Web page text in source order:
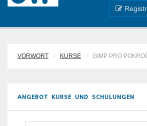
VORWORT KURSE GIMP PRO
ANGEBOT KURSE UND SCHULUNGEN